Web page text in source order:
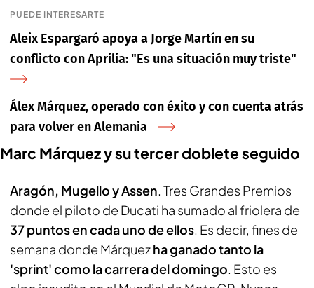
PUEDE INTERESARTE
Aleix Espargaró apoya a Jorge Martín en su
conflicto con Aprilia: "Es una situación muy triste"
Álex Márquez, operado con éxito y con cuenta atrás
para volver en Alemania
Marc Márquez y su tercer doblete seguido
Aragón, Mugello y Assen. Tres Grandes Premios
donde el piloto de Ducati ha sumado al friolera de
37 puntos en cada uno de ellos. Es decir, fines de
semana donde Márquezha ganado tanto la
'sprint' como la carrera del domingo. Esto es